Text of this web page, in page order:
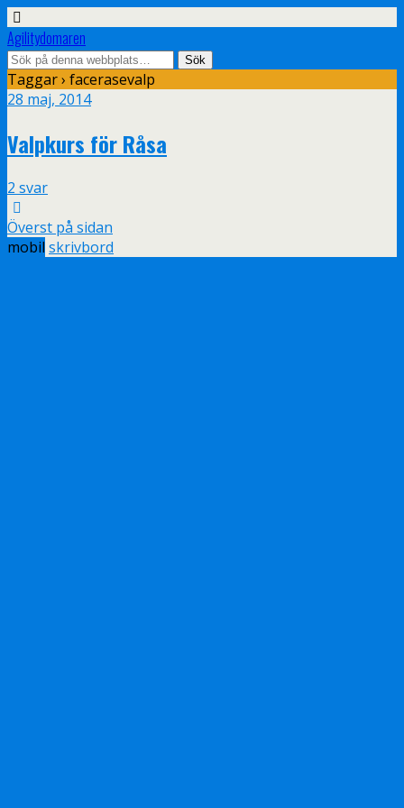
Agilitydomaren
Taggar › facerasevalp
28 maj, 2014
Valpkurs för Råsa
2 svar
Överst på sidan
mobil skrivbord